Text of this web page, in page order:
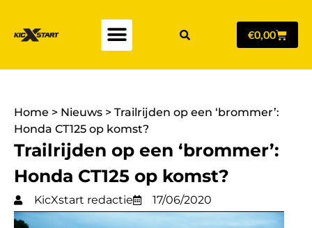
€0,00
Home > Nieuws > Trailrijden op een ‘brommer’:
Honda CT125 op komst?
Trailrijden op een ‘brommer’:
Honda CT125 op komst?
KicXstart redactie 17/06/2020